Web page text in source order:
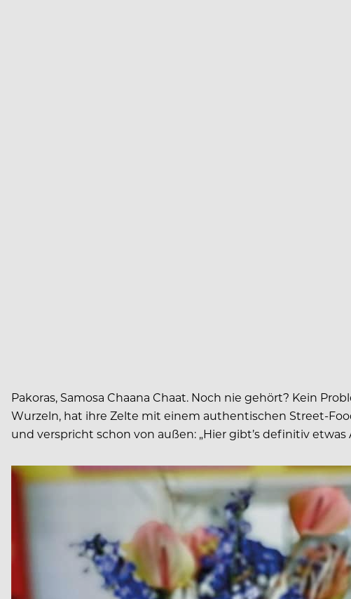
Pakoras, Samosa Chaana Chaat. Noch nie gehört? Kein
Wurzeln, hat ihre Zelte mit einem authentischen Street-
und verspricht schon von außen: „Hier gibt’s definitiv etwas